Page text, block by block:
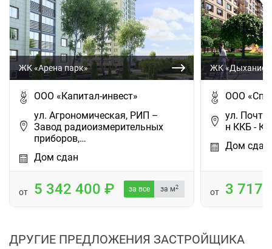
ЖК «Арена парк»
ООО «Капитал-инвест»
ул. Агрономическая, РИП –
Завод радиоизмерительных
приборов,…
Дом сдан
от 5 342 400 за все за м2
ЖК «Дыхание»
ООО
ул.
н ККБ -
Дом сдан
от 3 717
ДРУГИЕ ПРЕДЛОЖЕНИЯ ЗАСТРОЙЩИКА